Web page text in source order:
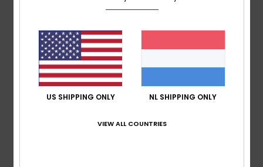
Comfort
Prijs-kwaliteitverhouding
US SHIPPING ONLY NL SHIPPING ONLY
VIEW ALL COUNTRIES